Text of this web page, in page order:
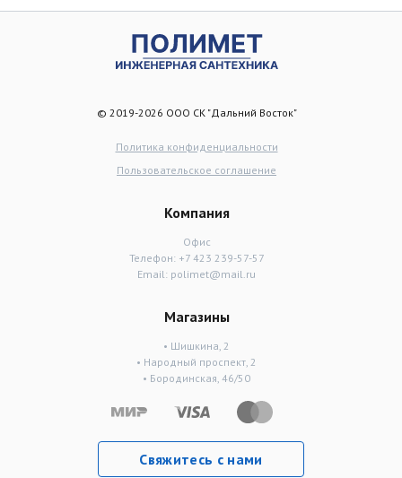
© 2019-2026 ООО СК "Дальний Восток"
Политика конфиденциальности
Пользовательское соглашение
Компания
Офис
Телефон: +7 423 239-57-57
Email: polimet@mail.ru
Магазины
• Шишкина, 2
• Народный проспект, 2
• Бородинская, 46/50
Свяжитесь с нами